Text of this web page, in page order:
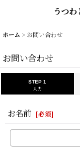
うつ
ホーム > お問い合わせ
お問い合わせ
STEP 1
入力
お名前 [必須]